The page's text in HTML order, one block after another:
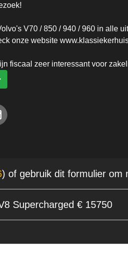
V70 / 850 / 940 / 960 in alle
onze website
fiscaal zeer interessant voor
) of gebruik dit formulier om
Supercharged € 15750